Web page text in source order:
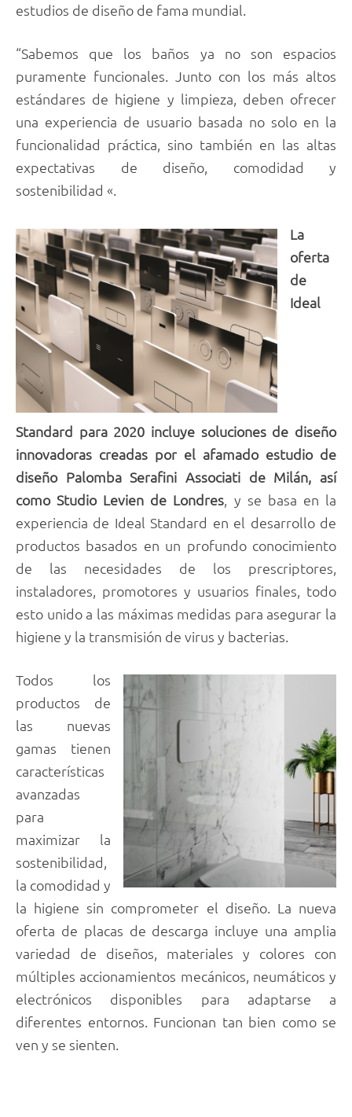
estudios de diseño de fama mundial.
“Sabemos que los baños ya no son espacios
puramente funcionales. Junto con los más altos
estándares de higiene y limpieza, deben ofrecer
una experiencia de usuario basada no solo en la
funcionalidad práctica, sino también en las altas
expectativas de diseño, comodidad y
sostenibilidad «.
La
oferta
de
Ideal
Standard para 2020 incluye soluciones de diseño
innovadoras creadas por el afamado estudio de
diseño Palomba Serafini Associati de Milán, así
como Studio Levien de Londres, y se basa en la
experiencia de Ideal Standard en el desarrollo de
productos basados en un profundo conocimiento
de las necesidades de los prescriptores,
instaladores, promotores y usuarios finales, todo
esto unido a las máximas medidas para asegurar la
higiene y la transmisión de virus y bacterias.
Todos los
productos de
las nuevas
gamas tienen
características
avanzadas
para
maximizar la
sostenibilidad,
la comodidad y
la higiene sin comprometer el diseño. La nueva
oferta de placas de descarga incluye una amplia
variedad de diseños, materiales y colores con
múltiples accionamientos mecánicos, neumáticos y
electrónicos disponibles para adaptarse a
diferentes entornos. Funcionan tan bien como se
ven y se sienten.